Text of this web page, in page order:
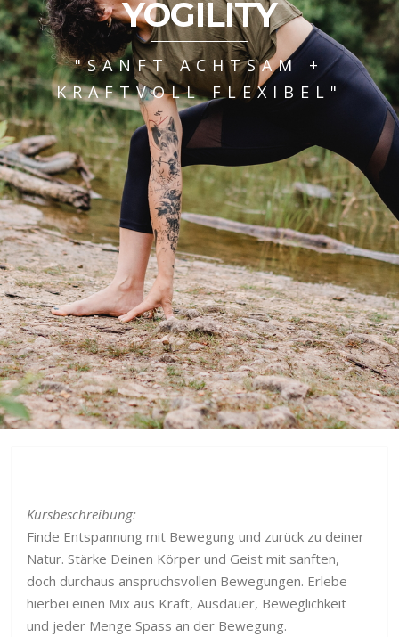
YOGILITY
"SANFT ACHTSAM +
KRAFTVOLL FLEXIBEL"
Kursbeschreibung:
Finde Entspannung mit Bewegung und zurück zu deiner
Natur. Stärke Deinen Körper und Geist mit sanften,
doch durchaus anspruchsvollen Bewegungen. Erlebe
hierbei einen Mix aus Kraft, Ausdauer, Beweglichkeit
und jeder Menge Spass an der Bewegung.